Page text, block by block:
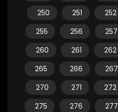
250
251 252
255
256 257
260
261 262
265
266 267
270
271 272
275
276 277